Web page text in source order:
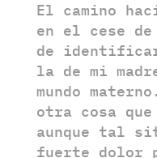
El camino
en el cese
de
la de mi
mundo
otra cosa que
aunque tal
fuerte dolor